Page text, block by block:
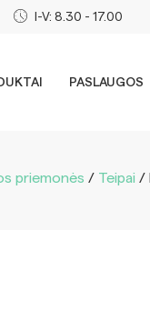
I-V: 8.30 - 17.00
PASLAUGOS
priemonės / Teipai /